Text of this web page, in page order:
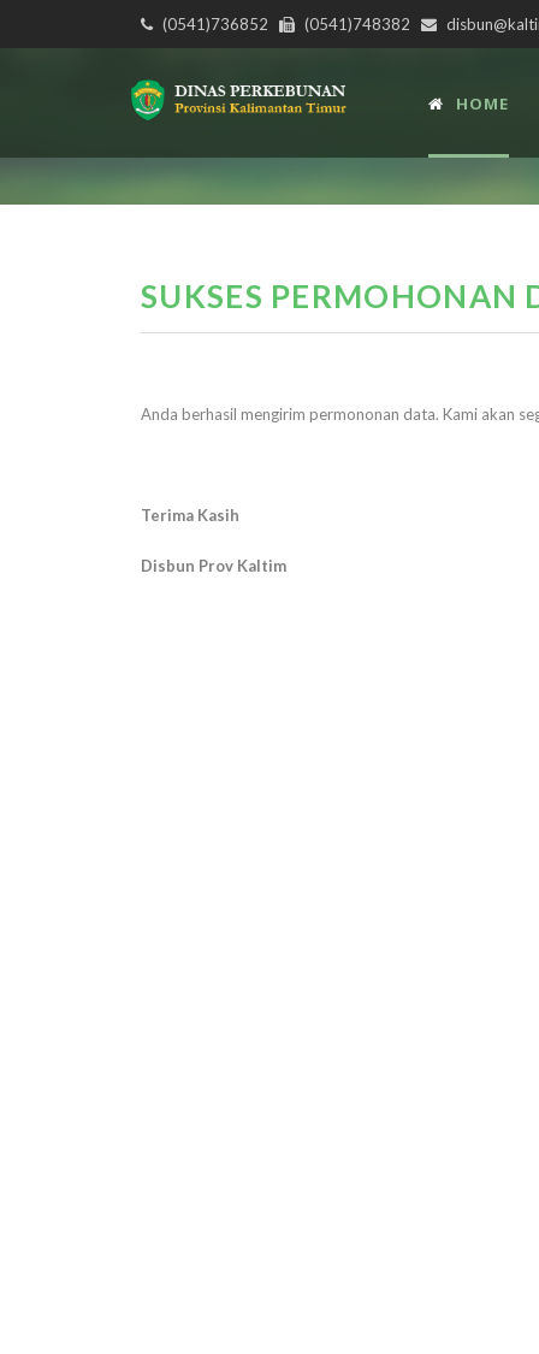
(0541)736852 (0541)748382
HOME
SUKSES PERMOHONAN
Anda berhasil mengirim permononan data. Kami akan
Terima Kasih
Disbun Prov Kaltim